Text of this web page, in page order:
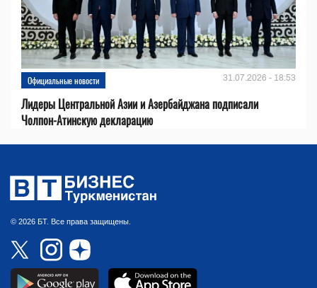
Официальные новости 31.07.2026 - 18:53
Лидеры Центральной Азии и Азербайджана подписали
Чолпон-Атинскую декларацию
© 2026 БТ. Все права защищены.